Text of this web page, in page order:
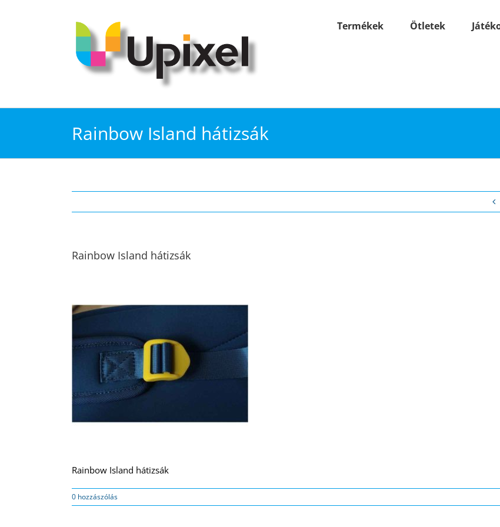
Termékek Ötletek
Rainbow Island hátizsák
Rainbow Island hátizsák
Rainbow Island hátizsák
0 hozzászólás